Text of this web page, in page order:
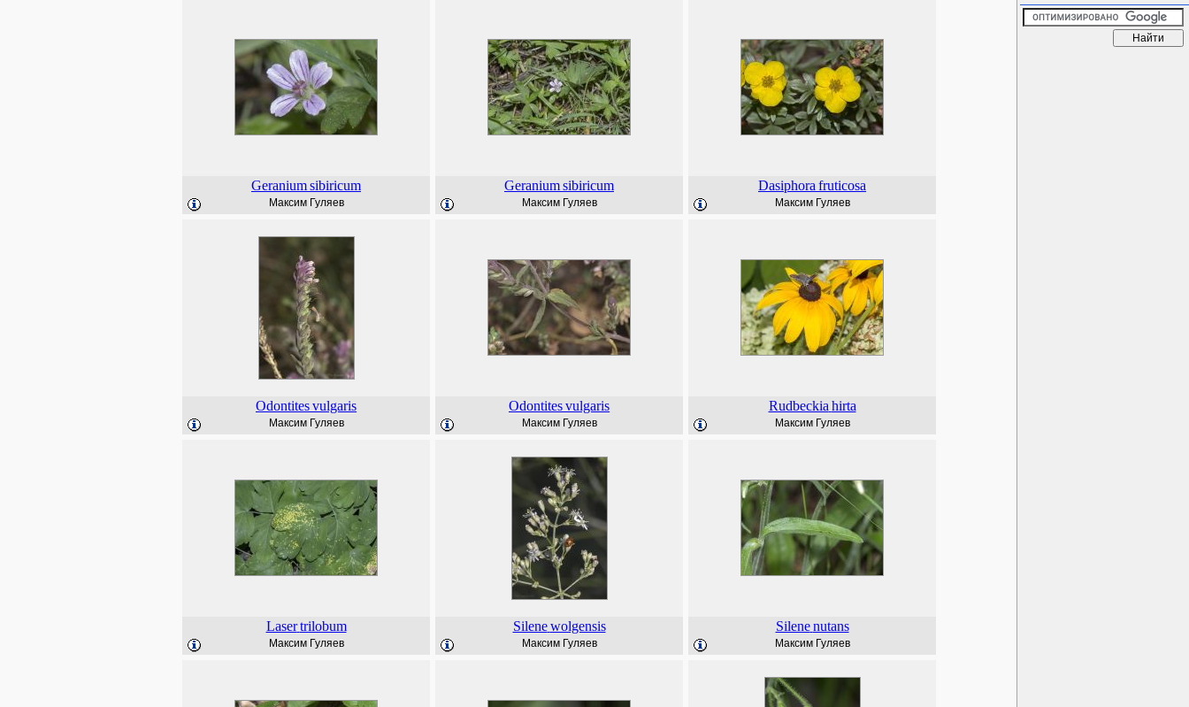
Geraniumsibiricum
Максим Гуляев
Geraniumsibiricum
Максим Гуляев
Dasiphora fruticosa
Максим Гуляев
Odontitesvulgaris
Максим Гуляев
Odontitesvulgaris
Максим Гуляев
Rudbeckia hirta
Максим Гуляев
Laser trilobum
Максим Гуляев
Silene wolgensis
Максим Гуляев
Silene nutans
Максим Гуляев